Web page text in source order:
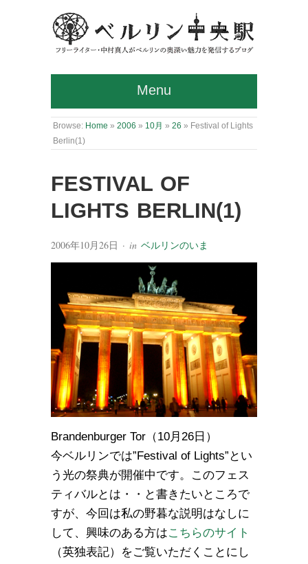
Menu
Browse: Home » 2006 » 10月 » 26 » Festival of Lights
Berlin(1)
FESTIVAL OF
LIGHTS BERLIN(1)
2006年10月26日 · in ベルリンのいま
Brandenburger Tor（10月26日）
今ベルリンでは”Festival of Lights”とい
う光の祭典が開催中です。このフェス
ティバルとは・・と書きたいところで
すが、今回は私の野暮な説明はなしに
して、興味のある方はこちらのサイト
（英独表記）をご覧いただくことにし